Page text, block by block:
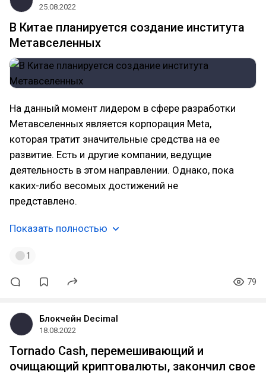
25.08.2022
В Китае планируется создание института
Метавселенных
На данный момент лидером в сфере разработки
Метавселенных является корпорация Meta,
которая тратит значительные средства на ее
развитие. Есть и другие компании, ведущие
деятельность в этом направлении. Однако, пока
каких-либо весомых достижений не
представлено.
Показать полностью
1
79
Блокчейн Decimal
18.08.2022
Tornado Cash, перемешивающий и
очищающий криптовалюты, закончил свое